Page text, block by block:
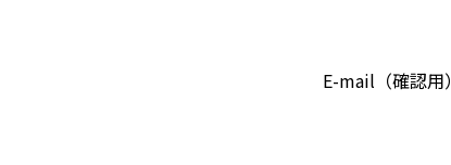
E-mail（確認用）